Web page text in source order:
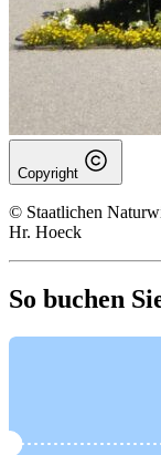
Copyright
© Staatlichen
Hr. Hoeck
So buchen